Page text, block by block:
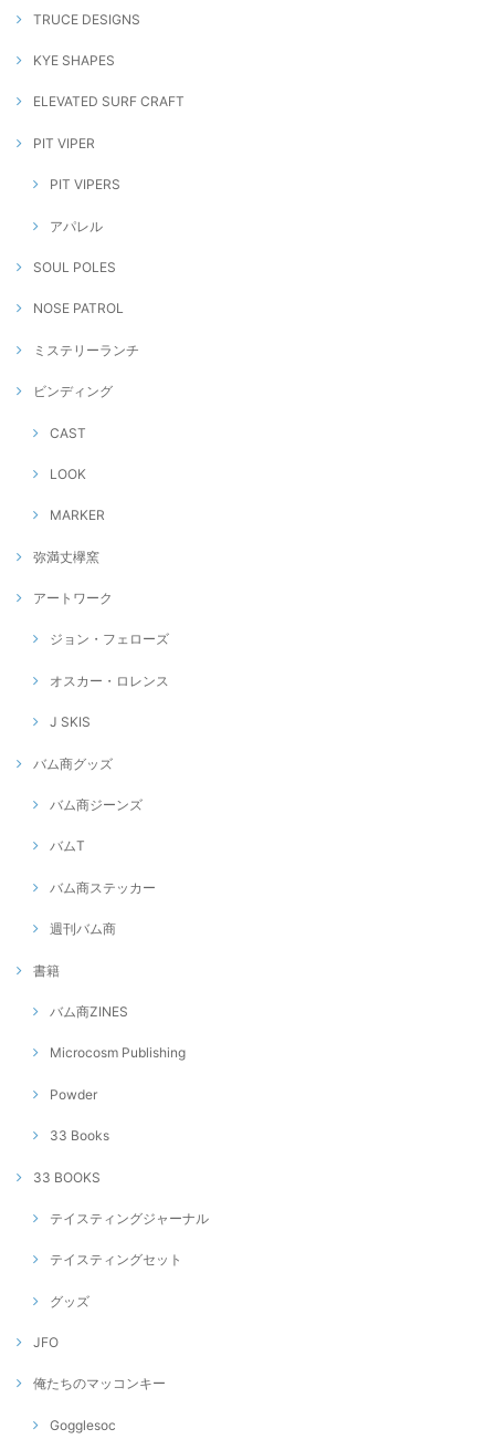
TRUCE DESIGNS
KYE SHAPES
ELEVATED SURF CRAFT
PIT VIPER
PIT VIPERS
アパレル
SOUL POLES
NOSE PATROL
ミステリーランチ
ビンディング
CAST
LOOK
MARKER
弥満丈欅窯
アートワーク
ジョン・フェローズ
オスカー・ロレンス
J SKIS
バム商グッズ
バム商ジーンズ
バムT
バム商ステッカー
週刊バム商
書籍
バム商ZINES
Microcosm Publishing
Powder
33 Books
33 BOOKS
テイスティングジャーナル
テイスティングセット
グッズ
JFO
俺たちのマッコンキー
Gogglesoc